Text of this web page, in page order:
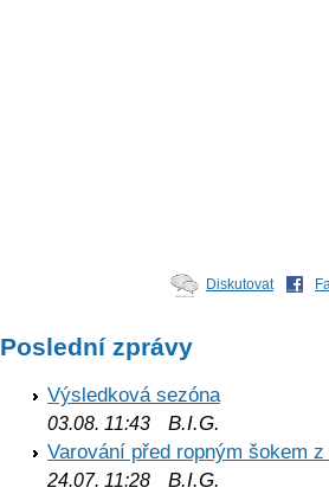
Diskutovat
Poslední zprávy
Výsledková sezóna
03.08. 11:43 B.I.G.
Varování před ropným šokem
24.07. 11:28 B.I.G.